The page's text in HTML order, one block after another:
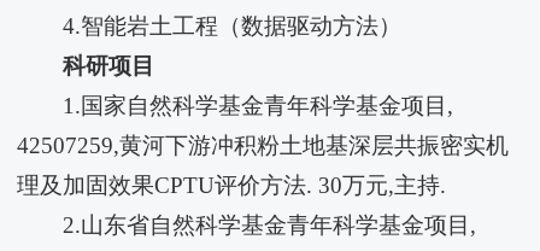
4.智能岩土工程（数据驱动方法）
科研项目
1.国家自然科学基金青年科学基金项目,
42507259,黄河下游冲积粉土地基深层共振密实机
理及加固效果CPTU评价方法. 30万元,主持.
2.山东省自然科学基金青年科学基金项目,